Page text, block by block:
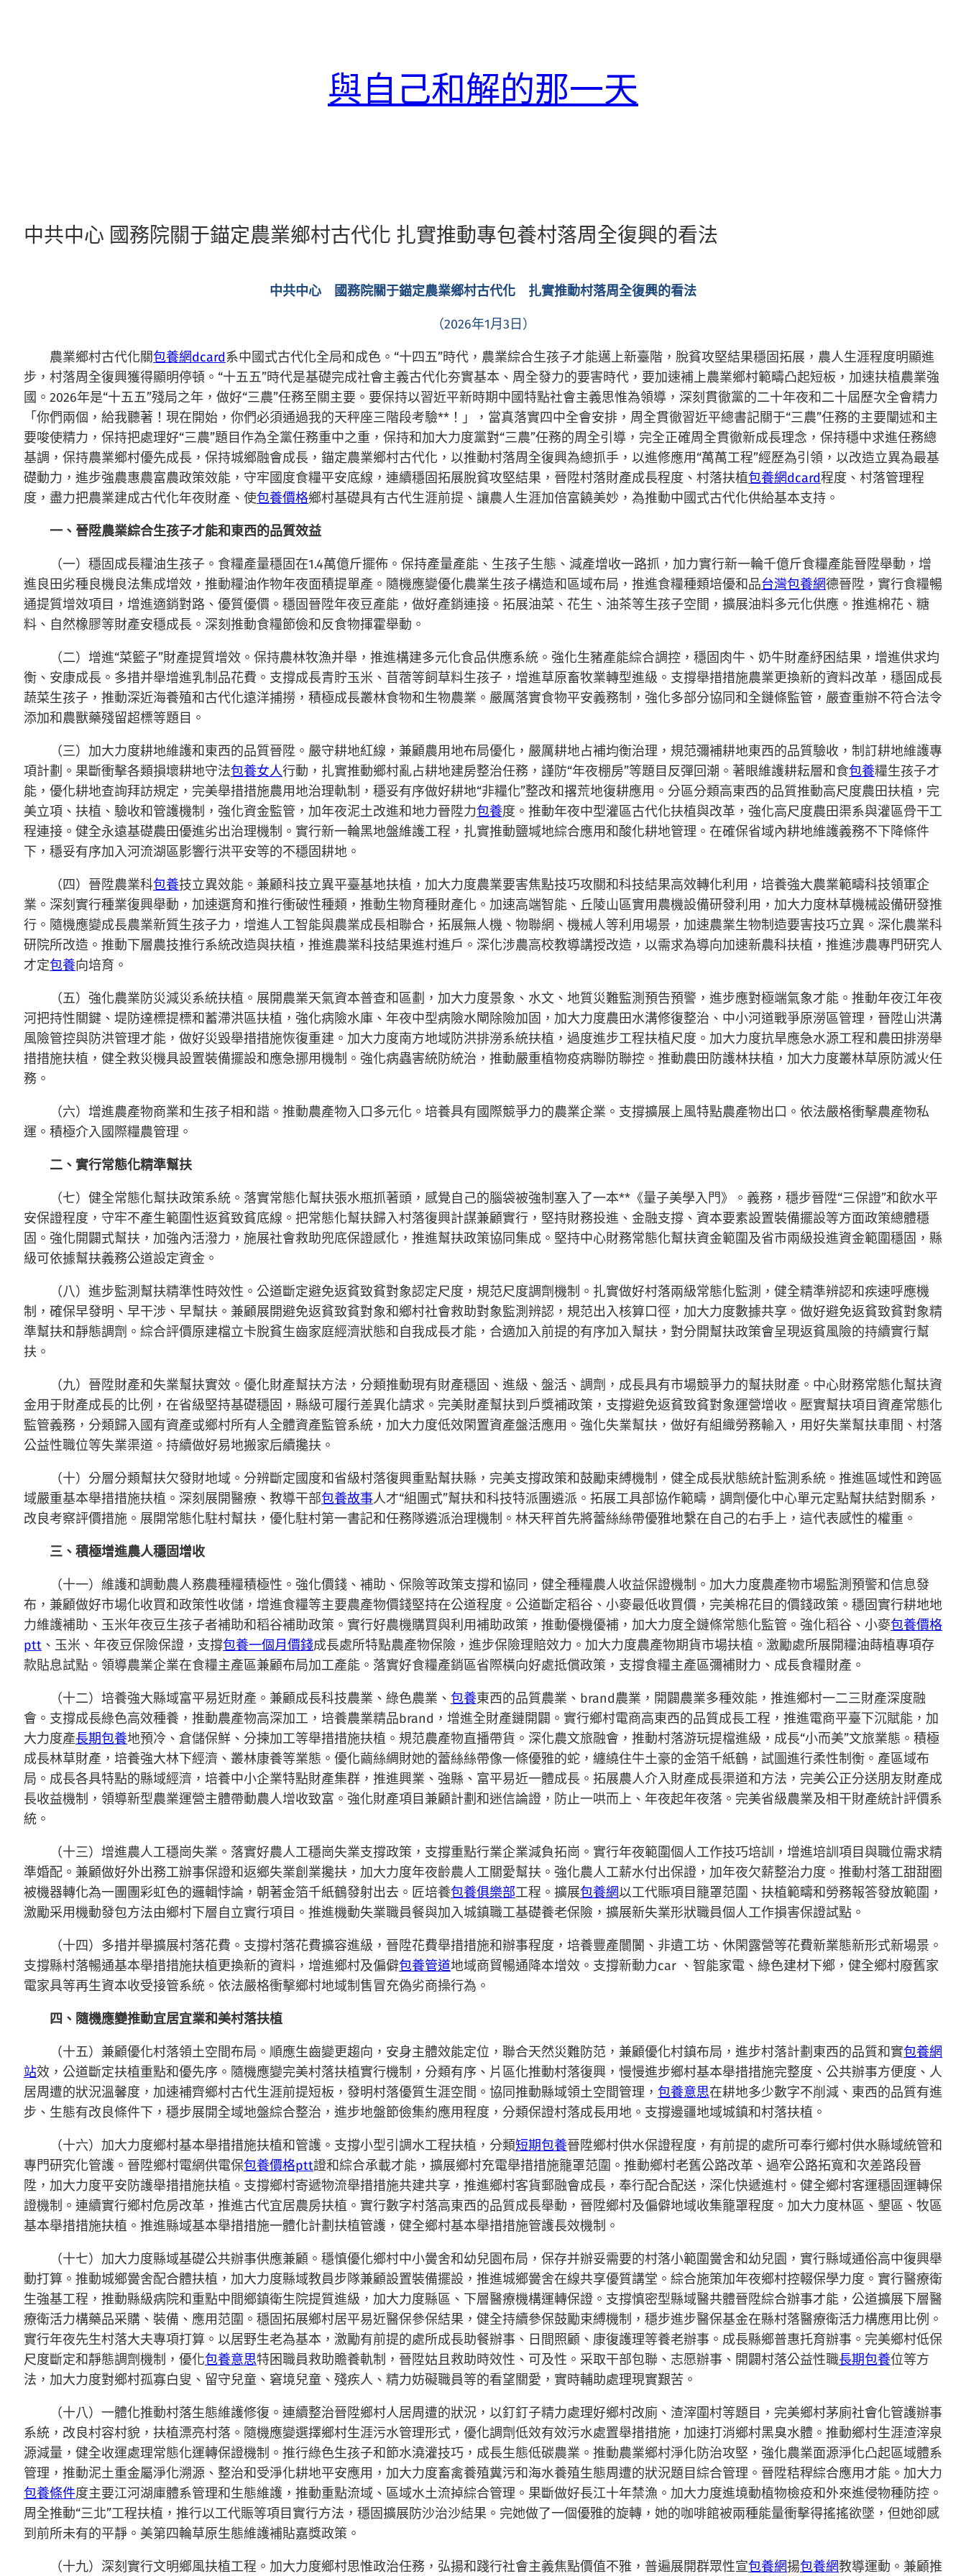
與自己和解的那一天
中共中心 國務院關于錨定農業鄉村古代化 扎實推動專包養村落周全復興的看法
中共中心 國務院關于錨定農業鄉村古代化 扎實推動村落周全復興的看法
（2026年1月3日）
農業鄉村古代化關包養網dcard系中國式古代化全局和成色。“十四五”時代，農業綜合生孩子才能邁上新臺階，脫貧攻堅結果穩固拓展，農人生涯程度明顯進
步，村落周全復興獲得顯明停頓。“十五五”時代是基礎完成社會主義古代化夯實基本、周全發力的要害時代，要加速補上農業鄉村範疇凸起短板，加速扶植農業強
國。2026年是“十五五”殘局之年，做好“三農”任務至關主要。要保持以習近平新時期中國特點社會主義思惟為領導，深刻貫徹黨的二十年夜和二十屆歷次全會精力
「你們兩個，給我聽著！現在開始，你們必須通過我的天秤座三階段考驗**！」，當真落實四中全會安排，周全貫徹習近平總書記關于“三農”任務的主要闡述和主
要唆使精力，保持把處理好“三農”題目作為全黨任務重中之重，保持和加大力度黨對“三農”任務的周全引導，完全正確周全貫徹新成長理念，保持穩中求進任務總
基調，保持農業鄉村優先成長，保持城鄉融會成長，錨定農業鄉村古代化，以推動村落周全復興為總抓手，以進修應用“萬萬工程”經歷為引領，以改造立異為最基
礎動力，進步強農惠農富農政策效能，守牢國度食糧平安底線，連續穩固拓展脫貧攻堅結果，晉陞村落財產成長程度、村落扶植包養網dcard程度、村落管理程
度，盡力把農業建成古代化年夜財產、使包養價格鄉村基礎具有古代生涯前提、讓農人生涯加倍富饒美妙，為推動中國式古代化供給基本支持。
一、晉陞農業綜合生孩子才能和東西的品質效益
（一）穩固成長糧油生孩子。食糧產量穩固在1.4萬億斤擺佈。保持產量產能、生孩子生態、減產增收一路抓，加力實行新一輪千億斤食糧產能晉陞舉動，增
進良田劣種良機良法集成增效，推動糧油作物年夜面積提單產。隨機應變優化農業生孩子構造和區域布局，推進食糧種類培優和品台灣包養網德晉陞，實行食糧暢
通提質增效項目，增進適銷對路、優質優價。穩固晉陞年夜豆產能，做好產銷連接。拓展油菜、花生、油茶等生孩子空間，擴展油料多元化供應。推進棉花、糖
料、自然橡膠等財產安穩成長。深刻推動食糧節儉和反食物揮霍舉動。
（二）增進“菜籃子”財產提質增效。保持農林牧漁并舉，推進構建多元化食品供應系統。強化生豬產能綜合調控，穩固肉牛、奶牛財產紓困結果，增進供求均
衡、安康成長。多措并舉增進乳制品花費。支撐成長青貯玉米、苜蓿等飼草料生孩子，增進草原畜牧業轉型進級。支撐舉措措施農業更換新的資料改革，穩固成長
蔬菜生孩子，推動深近海養殖和古代化遠洋捕撈，積極成長叢林食物和生物農業。嚴厲落實食物平安義務制，強化多部分協同和全鏈條監管，嚴查重辦不符合法令
添加和農獸藥殘留超標等題目。
（三）加大力度耕地維護和東西的品質晉陞。嚴守耕地紅線，兼顧農用地布局優化，嚴厲耕地占補均衡治理，規范彌補耕地東西的品質驗收，制訂耕地維護專
項計劃。果斷衝擊各類損壞耕地守法包養女人行動，扎實推動鄉村亂占耕地建房整治任務，謹防“年夜棚房”等題目反彈回潮。著眼維護耕耘層和食包養糧生孩子才
能，優化耕地查詢拜訪規定，完美舉措措施農用地治理軌制，穩妥有序做好耕地“非糧化”整改和撂荒地復耕應用。分區分類高東西的品質推動高尺度農田扶植，完
美立項、扶植、驗收和管護機制，強化資金監管，加年夜泥土改進和地力晉陞力包養度。推動年夜中型灌區古代化扶植與改革，強化高尺度農田渠系與灌區骨干工
程連接。健全永遠基礎農田優進劣出治理機制。實行新一輪黑地盤維護工程，扎實推動鹽堿地綜合應用和酸化耕地管理。在確保省域內耕地維護義務不下降條件
下，穩妥有序加入河流湖區影響行洪平安等的不穩固耕地。
（四）晉陞農業科包養技立異效能。兼顧科技立異平臺基地扶植，加大力度農業要害焦點技巧攻關和科技結果高效轉化利用，培養強大農業範疇科技領軍企
業。深刻實行種業復興舉動，加速選育和推行衝破性種類，推動生物育種財產化。加速高端智能、丘陵山區實用農機設備研發利用，加大力度林草機械設備研發推
行。隨機應變成長農業新質生孩子力，增進人工智能與農業成長相聯合，拓展無人機、物聯網、機械人等利用場景，加速農業生物制造要害技巧立異。深化農業科
研院所改造。推動下層農技推行系統改造與扶植，推進農業科技結果進村進戶。深化涉農高校教導講授改造，以需求為導向加速新農科扶植，推進涉農專門研究人
才定包養向培育。
（五）強化農業防災減災系統扶植。展開農業天氣資本普查和區劃，加大力度景象、水文、地質災難監測預告預警，進步應對極端氣象才能。推動年夜江年夜
河把持性關鍵、堤防達標提標和蓄滯洪區扶植，強化病險水庫、年夜中型病險水閘除險加固，加大力度農田水溝修復整治、中小河道戰爭原澇區管理，晉陞山洪溝
風險管控與防洪管理才能，做好災毀舉措措施恢復重建。加大力度南方地域防洪排澇系統扶植，過度進步工程扶植尺度。加大力度抗旱應急水源工程和農田排澇舉
措措施扶植，健全救災機具設置裝備擺設和應急挪用機制。強化病蟲害統防統治，推動嚴重植物疫病聯防聯控。推動農田防護林扶植，加大力度叢林草原防滅火任
務。
（六）增進農產物商業和生孩子相和諧。推動農產物入口多元化。培養具有國際競爭力的農業企業。支撐擴展上風特點農產物出口。依法嚴格衝擊農產物私
運。積極介入國際糧農管理。
二、實行常態化精準幫扶
（七）健全常態化幫扶政策系統。落實常態化幫扶張水瓶抓著頭，感覺自己的腦袋被強制塞入了一本**《量子美學入門》。義務，穩步晉陞“三保證”和飲水平
安保證程度，守牢不產生範圍性返貧致貧底線。把常態化幫扶歸入村落復興計謀兼顧實行，堅持財務投進、金融支撐、資本要素設置裝備擺設等方面政策總體穩
固。強化開闢式幫扶，加強內活潑力，施展社會救助兜底保證感化，推進幫扶政策協同集成。堅持中心財務常態化幫扶資金範圍及省市兩級投進資金範圍穩固，縣
級可依據幫扶義務公道設定資金。
（八）進步監測幫扶精準性時效性。公道斷定避免返貧致貧對象認定尺度，規范尺度調劑機制。扎實做好村落兩級常態化監測，健全精準辨認和疾速呼應機
制，確保早發明、早干涉、早幫扶。兼顧展開避免返貧致貧對象和鄉村社會救助對象監測辨認，規范出入核算口徑，加大力度數據共享。做好避免返貧致貧對象精
準幫扶和靜態調劑。綜合評價原建檔立卡脫貧生齒家庭經濟狀態和自我成長才能，合適加入前提的有序加入幫扶，對分開幫扶政策會呈現返貧風險的持續實行幫
扶。
（九）晉陞財產和失業幫扶實效。優化財產幫扶方法，分類推動現有財產穩固、進級、盤活、調劑，成長具有市場競爭力的幫扶財產。中心財務常態化幫扶資
金用于財產成長的比例，在省級堅持基礎穩固，縣級可履行差異化請求。完美財產幫扶到戶獎補政策，支撐避免返貧致貧對象運營增收。壓實幫扶項目資產常態化
監管義務，分類歸入國有資產或鄉村所有人全體資產監管系統，加大力度低效閑置資產盤活應用。強化失業幫扶，做好有組織勞務輸入，用好失業幫扶車間、村落
公益性職位等失業渠道。持續做好易地搬家后續攙扶。
（十）分層分類幫扶欠發財地域。分辨斷定國度和省級村落復興重點幫扶縣，完美支撐政策和鼓勵束縛機制，健全成長狀態統計監測系統。推進區域性和跨區
域嚴重基本舉措措施扶植。深刻展開醫療、教導干部包養故事人才“組團式”幫扶和科技特派團遴派。拓展工具部協作範疇，調劑優化中心單元定點幫扶結對關系，
改良考察評價措施。展開常態化駐村幫扶，優化駐村第一書記和任務隊遴派治理機制。林天秤首先將蕾絲絲帶優雅地繫在自己的右手上，這代表感性的權重。
三、積極增進農人穩固增收
（十一）維護和調動農人務農種糧積極性。強化價錢、補助、保險等政策支撐和協同，健全種糧農人收益保證機制。加大力度農產物市場監測預警和信息發
布，兼顧做好市場化收買和政策性收儲，增進食糧等主要農產物價錢堅持在公道程度。公道斷定稻谷、小麥最低收買價，完美棉花目的價錢政策。穩固實行耕地地
力維護補助、玉米年夜豆生孩子者補助和稻谷補助政策。實行好農機購買與利用補助政策，推動優機優補，加大力度全鏈條常態化監管。強化稻谷、小麥包養價格
ptt 、玉米、年夜豆保險保證，支撐包養一個月價錢成長處所特點農產物保險，進步保險理賠效力。加大力度農產物期貨市場扶植。激勵處所展開糧油蒔植專項存
款貼息試點。領導農業企業在食糧主產區兼顧布局加工產能。落實好食糧產銷區省際橫向好處抵償政策，支撐食糧主產區彌補財力、成長食糧財產。
（十二）培養強大縣域富平易近財產。兼顧成長科技農業、綠色農業、 包養東西的品質農業、brand農業，開闢農業多種效能，推進鄉村一二三財產深度融
會。支撐成長綠色高效種養，推動農產物高深加工，培養農業精品brand，增進全財產鏈開闢。實行鄉村電商高東西的品質成長工程，推進電商平臺下沉賦能，加
大力度產長期包養地預冷、倉儲保鮮、分揀加工等舉措措施扶植。規范農產物直播帶貨。深化農文旅融會，推動村落游玩提檔進級，成長“小而美”文旅業態。積極
成長林草財產，培養強大林下經濟、叢林康養等業態。優化繭絲綢財她的蕾絲絲帶像一條優雅的蛇，纏繞住牛土豪的金箔千紙鶴，試圖進行柔性制衡。產區域布
局。成長各具特點的縣域經濟，培養中小企業特點財產集群，推進興業、強縣、富平易近一體成長。拓展農人介入財產成長渠道和方法，完美公正分送朋友財產成
長收益機制，領導新型農業運營主體帶動農人增收致富。強化財產項目兼顧計劃和迷信論證，防止一哄而上、年夜起年夜落。完美省級農業及相干財產統計評價系
統。
（十三）增進農人工穩崗失業。落實好農人工穩崗失業支撐政策，支撐重點行業企業減負拓崗。實行年夜範圍個人工作技巧培訓，增進培訓項目與職位需求精
準婚配。兼顧做好外出務工辦事保證和返鄉失業創業攙扶，加大力度年夜齡農人工關愛幫扶。強化農人工薪水付出保證，加年夜欠薪整治力度。推動村落工甜甜圈
被機器轉化為一團團彩虹色的邏輯悖論，朝著金箔千紙鶴發射出去。匠培養包養俱樂部工程。擴展包養網以工代賑項目籠罩范圍、扶植範疇和勞務報答發放範圍，
激勵采用機動發包方法由鄉村下層自立實行項目。推進機動失業職員餐與加入城鎮職工基礎養老保險，擴展新失業形狀職員個人工作損害保證試點。
（十四）多措并舉擴展村落花費。支撐村落花費擴容進級，晉陞花費舉措措施和辦事程度，培養豐產闤闠、非遺工坊、休閑露營等花費新業態新形式新場景。
支撐縣村落暢通基本舉措措施扶植更換新的資料，增進鄉村及偏僻包養管道地域商貿暢通降本增效。支撐新動力car 、智能家電、綠色建材下鄉，健全鄉村廢舊家
電家具等再生資本收受接管系統。依法嚴格衝擊鄉村地域制售冒充偽劣商操行為。
四、隨機應變推動宜居宜業和美村落扶植
（十五）兼顧優化村落領土空間布局。順應生齒變更趨向，安身主體效能定位，聯合天然災難防范，兼顧優化村鎮布局，進步村落計劃東西的品質和實包養網
站效，公道斷定扶植重點和優先序。隨機應變完美村落扶植實行機制，分類有序、片區化推動村落復興，慢慢進步鄉村基本舉措措施完整度、公共辦事方便度、人
居周遭的狀況溫馨度，加速補齊鄉村古代生涯前提短板，發明村落優質生涯空間。協同推動縣域領土空間管理， 包養意思在耕地多少數字不削減、東西的品質有進
步、生態有改良條件下，穩步展開全域地盤綜合整治，進步地盤節儉集約應用程度，分類保證村落成長用地。支撐邊疆地域城鎮和村落扶植。
（十六）加大力度鄉村基本舉措措施扶植和管護。支撐小型引調水工程扶植，分類短期包養晉陞鄉村供水保證程度，有前提的處所可奉行鄉村供水縣域統管和
專門研究化管護。晉陞鄉村電網供電保包養價格ptt證和綜合承載才能，擴展鄉村充電舉措措施籠罩范圍。推動鄉村老舊公路改革、過窄公路拓寬和次差路段晉
陞，加大力度平安防護舉措措施扶植。支撐鄉村寄遞物流舉措措施共建共享，推進鄉村客貨郵融會成長，奉行配合配送，深化快遞進村。健全鄉村客運穩固運轉保
證機制。連續實行鄉村危房改革，推進古代宜居農房扶植。實行數字村落高東西的品質成長舉動，晉陞鄉村及偏僻地域收集籠罩程度。加大力度林區、墾區、牧區
基本舉措措施扶植。推進縣域基本舉措措施一體化計劃扶植管護，健全鄉村基本舉措措施管護長效機制。
（十七）加大力度縣域基礎公共辦事供應兼顧。穩慎優化鄉村中小黌舍和幼兒園布局，保存并辦妥需要的村落小範圍黌舍和幼兒園，實行縣域通俗高中復興舉
動打算。推動城鄉黌舍配合體扶植，加大力度縣域教員步隊兼顧設置裝備擺設，推進城鄉黌舍在線共享優質講堂。綜合施策加年夜鄉村控輟保學力度。實行醫療衛
生強基工程，推動縣級病院和重點中間鄉鎮衛生院提質進級，加大力度縣區、下層醫療機構運轉保證。支撐慎密型縣域醫共體晉陞綜合辦事才能，公道擴展下層醫
療衛活力構藥品采購、裝備、應用范圍。穩固拓展鄉村居平易近醫保參保結果，健全持續參保鼓勵束縛機制，穩步進步醫保基金在縣村落醫療衛活力構應用比例。
實行年夜先生村落大夫專項打算。以居野生老為基本，激勵有前提的處所成長助餐辦事、日間照顧、康復護理等養老辦事。成長縣鄉普惠托育辦事。完美鄉村低保
尺度斷定和靜態調劑機制，優化包養意思特困職員救助贍養軌制，晉陞姑且救助時效性、可及性。采取干部包聯、志愿辦事、開闢村落公益性職長期包養位等方
法，加大力度對鄉村孤寡白叟、留守兒童、窘境兒童、殘疾人、精力妨礙職員等的看望關愛，實時輔助處理現實艱苦。
（十八）一體化推動村落生態維護修復。連續整治晉陞鄉村人居周遭的狀況，以釘釘子精力處理好鄉村改廁、渣滓圍村等題目，完美鄉村茅廁社會化管護辦事
系統，改良村容村貌，扶植漂亮村落。隨機應變選擇鄉村生涯污水管理形式，優化調劑低效有效污水處置舉措措施，加速打消鄉村黑臭水體。推動鄉村生涯渣滓泉
源減量，健全收運處理常態化運轉保證機制。推行綠色生孩子和節水澆灌技巧，成長生態低碳農業。推動農業鄉村淨化防治攻堅，強化農業面源淨化凸起區域體系
管理，推動泥土重金屬淨化溯源、整治和受淨化耕地平安應用，加大力度畜禽養殖糞污和海水養殖生態周遭的狀況題目綜合管理。晉陞秸稈綜合應用才能。加大力
包養條件度主要江河湖庫體系管理和生態維護，推動重點流域、區域水土流掉綜合管理。果斷做好長江十年禁漁。加大力度進境動植物檢疫和外來進侵物種防控。
周全推動“三北”工程扶植，推行以工代賑等項目實行方法，穩固擴展防沙治沙結果。完她做了一個優雅的旋轉，她的咖啡館被兩種能量衝擊得搖搖欲墜，但她卻感
到前所未有的平靜。美第四輪草原生態維護補貼嘉獎政策。
（十九）深刻實行文明鄉風扶植工程。加大力度鄉村思惟政治任務，弘揚和踐行社會主義焦點價值不雅，普遍展開群眾性宣包養網揚包養網教導運動。兼顧推